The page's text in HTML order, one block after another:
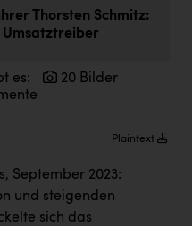
Thorsten Schmitz:
Umsatztreiber
es:
20 Bilder
Plaintext
September 2023:
und steigenden
sich das